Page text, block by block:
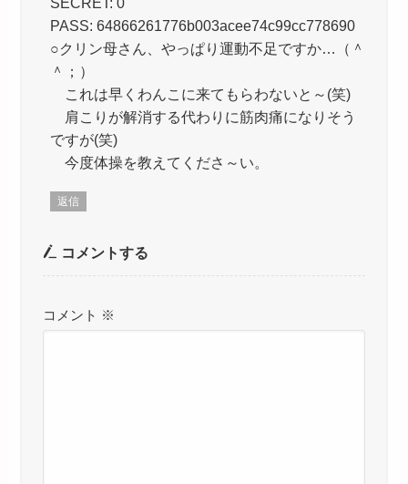
PASS: 64866261776b003acee74c99cc778690
○クリン母さん、やっぱり運動不足ですか…（＾
＾；）
これは早くわんこに来てもらわないと～(笑)
肩こりが解消する代わりに筋肉痛になりそう
ですが(笑)
今度体操を教えてくださ～い。
返信
コメントする
コメント ※